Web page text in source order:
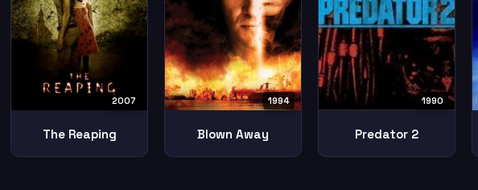
2007
The Reaping
1994
Blown Away
1990
Predator 2